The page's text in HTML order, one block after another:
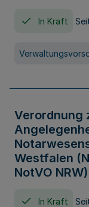
In Kraft
Verordnung
Westfalen
NotVO NRW)
In Kraft